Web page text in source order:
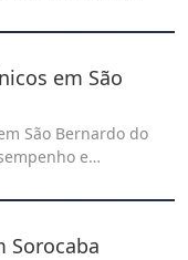
equipamentos
em São
São Bernardo do
e
no nosso artigo!
Sorocaba